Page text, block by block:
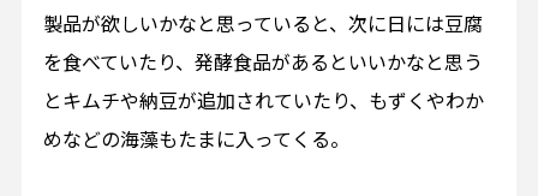
製品が欲しいかなと思っていると、次に日には豆腐
を食べていたり、発酵食品があるといいかなと思う
とキムチや納豆が追加されていたり、もずくやわか
めなどの海藻もたまに入ってくる。